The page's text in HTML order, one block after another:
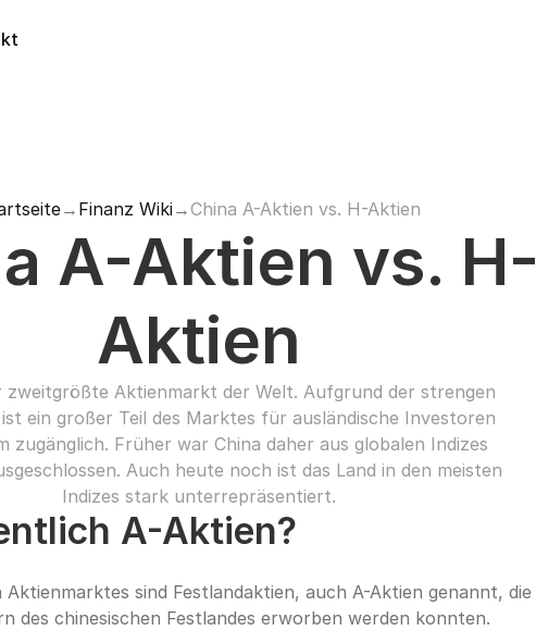
→ Finanz Wiki→China A-Aktien vs. H-Aktien
A-Aktien vs. H-
Aktien
zweitgrößte Aktienmarkt der Welt. Aufgrund der strengen
ein großer Teil des Marktes für ausländische Investoren
zugänglich. Früher war China daher aus globalen Indizes
Auch heute noch ist das Land in den meisten
Indizes stark unterrepräsentiert.
A-Aktien?
Aktienmarktes sind Festlandaktien, auch A-Aktien genannt, die
des chinesischen Festlandes erworben werden konnten.